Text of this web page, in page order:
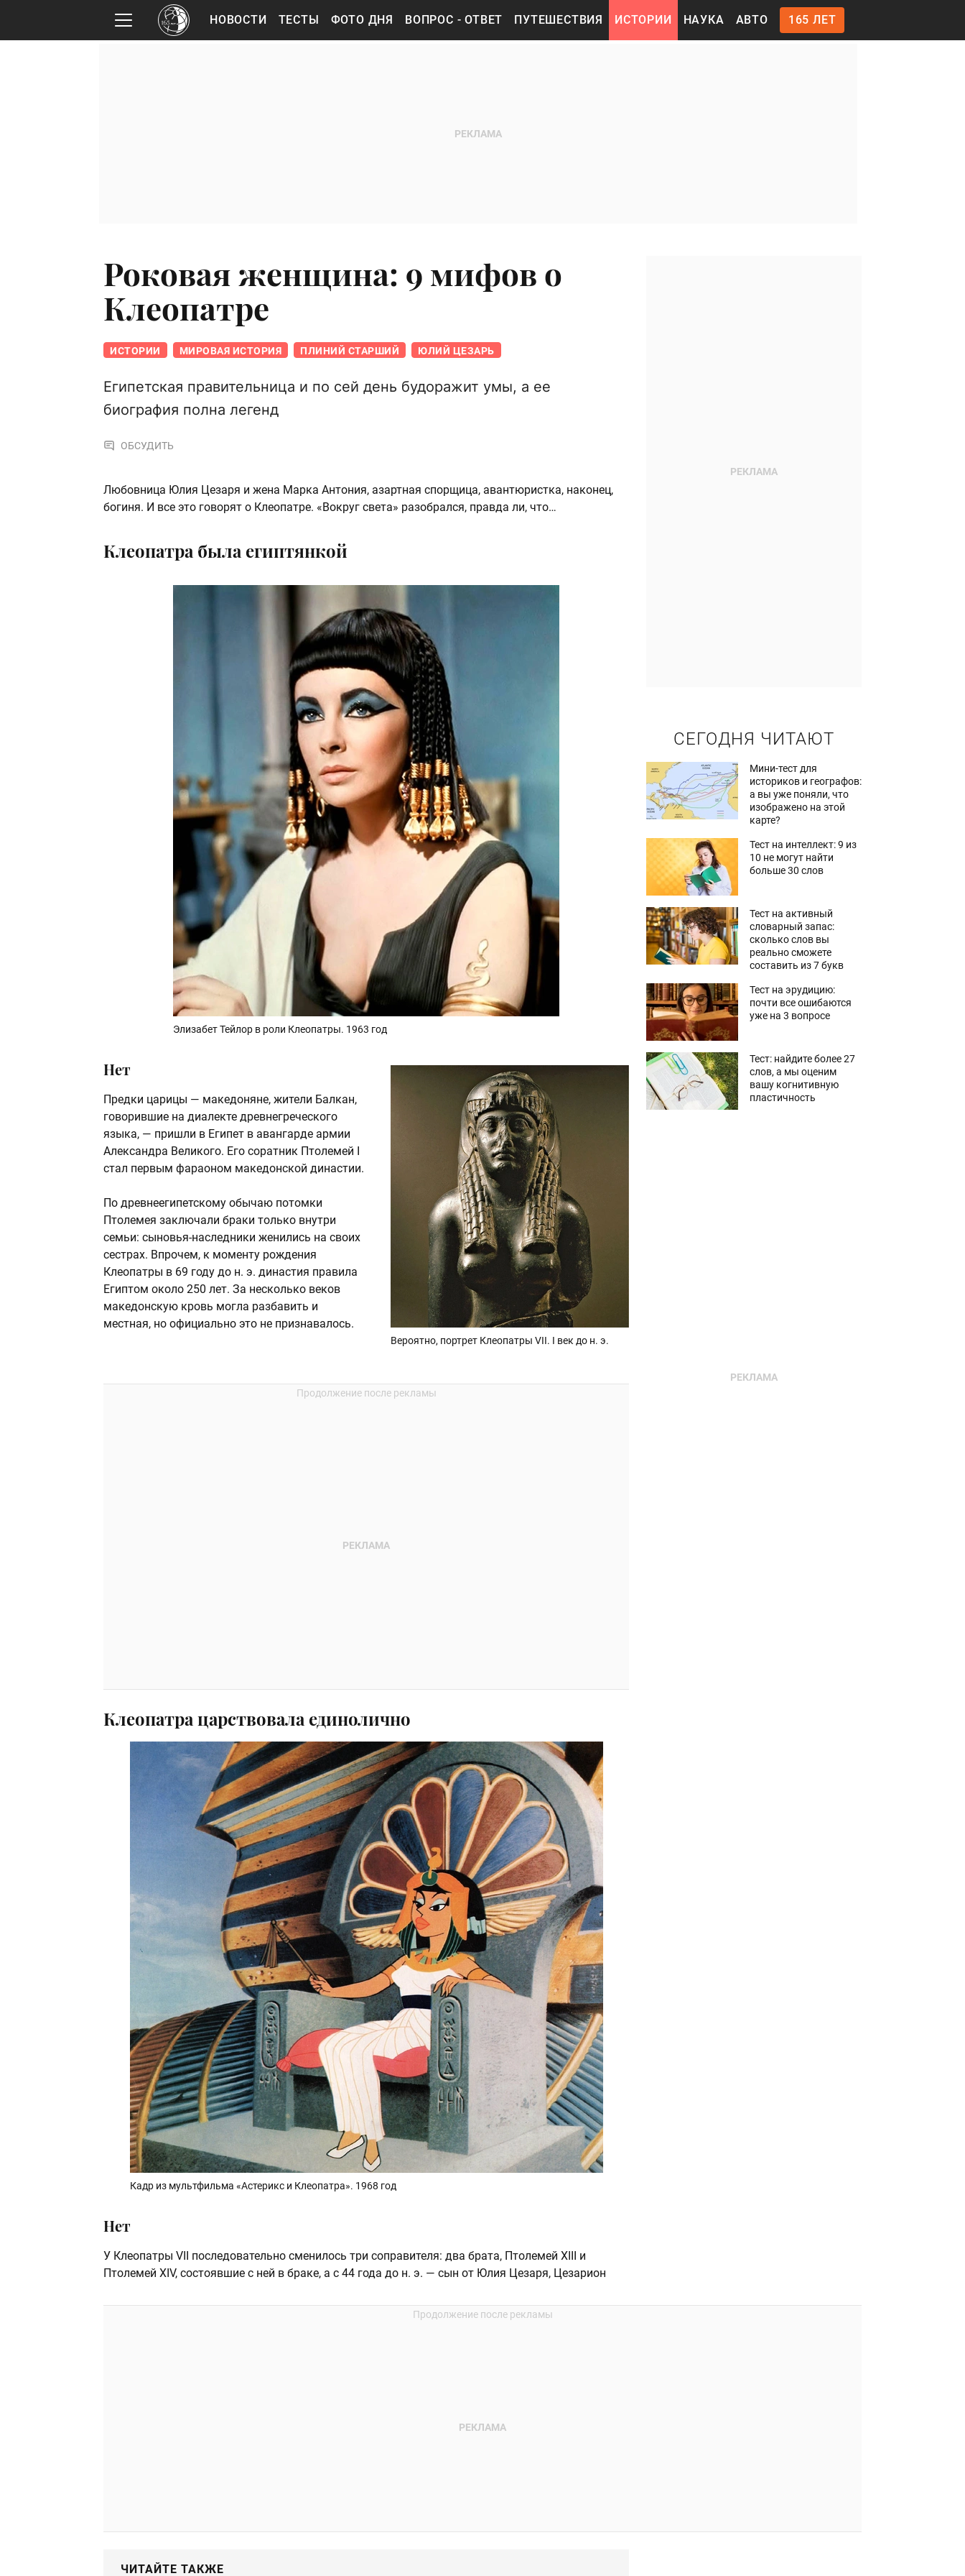
НОВОСТИ ТЕСТЫ ФОТО ДНЯ ВОПРОС - ОТВЕТ ПУТЕШЕСТВИЯ ИСТОРИИ НАУКА АВТО 165 ЛЕТ
Роковая женщина: 9 мифов о
Клеопатре
ИСТОРИИ МИРОВАЯ ИСТОРИЯ ПЛИНИЙ СТАРШИЙ ЮЛИЙ ЦЕЗАРЬ
Египетская правительница и по сей день будоражит умы, а ее
биография полна легенд
ОБСУДИТЬ
Любовница Юлия Цезаря и жена Марка Антония, азартная спорщица, авантюристка, наконец,
богиня. И все это говорят о Клеопатре. «Вокруг света» разобрался, правда ли, что…
Клеопатра была египтянкой
Элизабет Тейлор в роли Клеопатры. 1963 год
Вероятно, портрет Клеопатры VII. I век до н. э.
Нет
Предки царицы — македоняне, жители Балкан,
говорившие на диалекте древнегреческого
языка, — пришли в Египет в авангарде армии
Александра Великого. Его соратник Птолемей I
стал первым фараоном македонской династии.
По древнеегипетскому обычаю потомки
Птолемея заключали браки только внутри
семьи: сыновья-наследники женились на своих
сестрах. Впрочем, к моменту рождения
Клеопатры в 69 году до н. э. династия правила
Египтом около 250 лет. За несколько веков
македонскую кровь могла разбавить и
местная, но официально это не признавалось.
Клеопатра царствовала единолично
Кадр из мультфильма «Астерикс и Клеопатра». 1968 год
Нет
У Клеопатры VII последовательно сменилось три соправителя: два брата, Птолемей XIII и
Птолемей XIV, состоявшие с ней в браке, а с 44 года до н. э. — сын от Юлия Цезаря, Цезарион
ЧИТАЙТЕ ТАКЖЕ
СЕГОДНЯ ЧИТАЮТ
Мини-тест для
историков и географов:
а вы уже поняли, что
изображено на этой
карте?
Тест на интеллект: 9 из
10 не могут найти
больше 30 слов
Тест на активный
словарный запас:
сколько слов вы
реально сможете
составить из 7 букв
Тест на эрудицию:
почти все ошибаются
уже на 3 вопросе
Тест: найдите более 27
слов, а мы оценим
вашу когнитивную
пластичность